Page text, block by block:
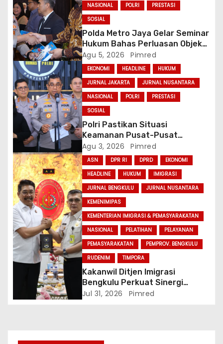
NASIONAL POLRI
PRESTASI
SOSIAL
Polda Metro Jaya Gelar Seminar
Hukum Bahas Perluasan Objek
Praperadilan dalam KUHAP Baru
Agu 5, 2026 Pimred
EKONOMI HEADLINE
HUKUM
JURNAL JAKARTA
JURNAL NUSANTARA
NASIONAL
POLRI
PRESTASI
SOSIAL
Polri Pastikan Situasi
Keamanan Pusat-Pusat
Ekonomi Nasional Tetap
Kondusif
Agu 3, 2026 Pimred
ASN DPR RI DPRD
EKONOMI
HEADLINE
HUKUM
IMIGRASI
JURNAL BENGKULU
JURNAL NUSANTARA
KEMENIMIPAS
KEMENTERIAN IMIGRASI & PEMASYARAKATAN
NASIONAL
PELATIHAN
PELAYANAN
PEMASYARAKATAN
PEMPROV. BENGKULU
RUDENIM
TIMPORA
Kakanwil Ditjen Imigrasi
Bengkulu Perkuat Sinergi
Penegakan Hukum Melalui
Jul 31, 2026 Pimred